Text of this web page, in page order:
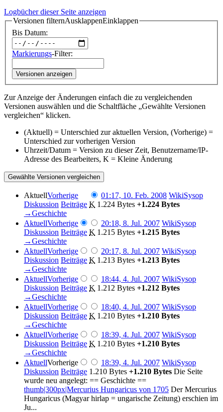
Logbücher dieser Seite anzeigen
Versionen filternAusklappenEinklappen
Bis Datum:
Markierungs-Filter:
Versionen anzeigen
Zur Anzeige der Änderungen einfach die zu vergleichenden
Versionen auswählen und die Schaltfläche „Gewählte Versionen
vergleichen“ klicken.
(Aktuell) = Unterschied zur aktuellen Version, (Vorherige) =
Unterschied zur vorherigen Version
Uhrzeit/Datum = Version zu dieser Zeit, Benutzername/IP-
Adresse des Bearbeiters, K = Kleine Änderung
AktuellVorherige 01:17, 10. Feb. 2008 WikiSysop
Diskussion Beiträge K 1.224 Bytes +1.224 Bytes
→‎Geschichte
AktuellVorherige 20:18, 8. Jul. 2007 WikiSysop
Diskussion Beiträge K 1.215 Bytes +1.215 Bytes
→‎Geschichte
AktuellVorherige 20:17, 8. Jul. 2007 WikiSysop
Diskussion Beiträge K 1.213 Bytes +1.213 Bytes
→‎Geschichte
AktuellVorherige 18:44, 4. Jul. 2007 WikiSysop
Diskussion Beiträge K 1.212 Bytes +1.212 Bytes
→‎Geschichte
AktuellVorherige 18:40, 4. Jul. 2007 WikiSysop
Diskussion Beiträge K 1.210 Bytes +1.210 Bytes
→‎Geschichte
AktuellVorherige 18:39, 4. Jul. 2007 WikiSysop
Diskussion Beiträge K 1.210 Bytes +1.210 Bytes
→‎Geschichte
AktuellVorherige 18:39, 4. Jul. 2007 WikiSysop
Diskussion Beiträge 1.210 Bytes +1.210 Bytes Die Seite
wurde neu angelegt: == Geschichte ==
thumb|300px|Mercurius Hungaricus von 1705 Der Mercurius
Hungaricus (Magyar hirlap = ungarische Zeitung) erschien im
Ju...